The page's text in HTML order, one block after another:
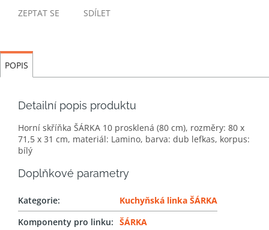
ZEPTAT SE SDÍLET
POPIS
Detailní popis produktu
Horní skříňka ŠÁRKA 10 prosklená (80 cm), rozměry: 80 x
71,5 x 31 cm, materiál: Lamino, barva: dub lefkas, korpus:
bílý
Doplňkové parametry
Kategorie:
Kuchyňská linka ŠÁRKA
Komponenty pro linku: ŠÁRKA